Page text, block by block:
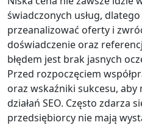
świadczonych usług,
przeanalizować oferty i
doświadczenie oraz
błędem jest brak jasnych
Przed rozpoczęciem
oraz wskaźniki sukcesu,
działań SEO. Często zdarza
przedsiębiorcy nie mają